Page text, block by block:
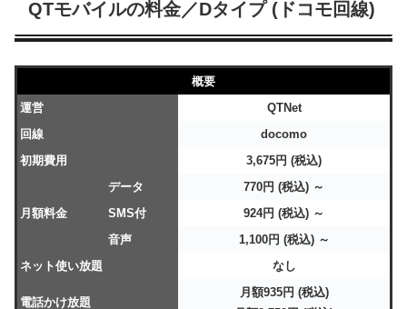
QTモバイルの料金／Dタイプ (ドコモ回線)
概要
運営
QTNet
回線
docomo
初期費用
3,675円 (税込)
月額料金
データ
770円 (税込) ～
SMS付
924円 (税込) ～
音声
1,100円 (税込) ～
ネット使い放題
なし
電話かけ放題
月額935円 (税込)